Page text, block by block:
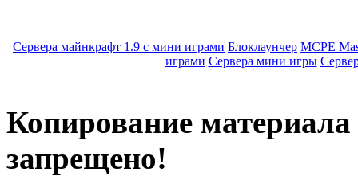
Сервера майнкрафт 1.9 с мини играми Блоклаунчер MCPE
играми Сервера мини игры
Копирование материала
запрещено!